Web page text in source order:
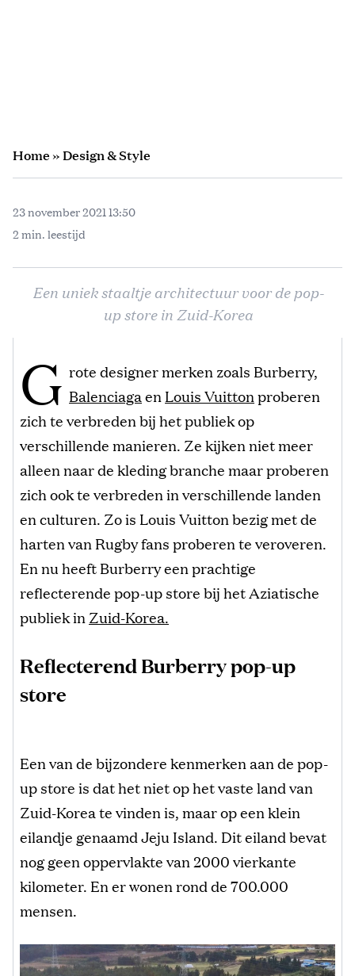
Home»Design & Style
23 november 2021 13:50
2 min. leestijd
Een uniek staaltje architectuur voor de pop-
up store in Zuid-Korea
G rote designer merken zoals Burberry,
Balenciagaen Louis Vuittonproberen
zich te verbreden bij het publiek op
verschillende manieren. Ze kijken niet meer
alleen naar de kleding branche maar proberen
zich ook te verbreden in verschillende landen
en culturen. Zo is Louis Vuitton bezig met de
harten van Rugby fans proberen te veroveren.
En nu heeft Burberry een prachtige
reflecterende pop-up store bij het Aziatische
publiek in Zuid-Korea.
Reflecterend Burberry pop-up
store
Een van de bijzondere kenmerken aan de pop-
up store is dat het niet op het vaste land van
Zuid-Korea te vinden is, maar op een klein
eilandje genaamd Jeju Island. Dit eiland bevat
nog geen oppervlakte van 2000 vierkante
kilometer. En er wonen rond de 700.000
mensen.